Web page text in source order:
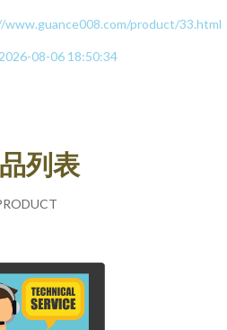
product/33.html
08-06 18:50:34
列表